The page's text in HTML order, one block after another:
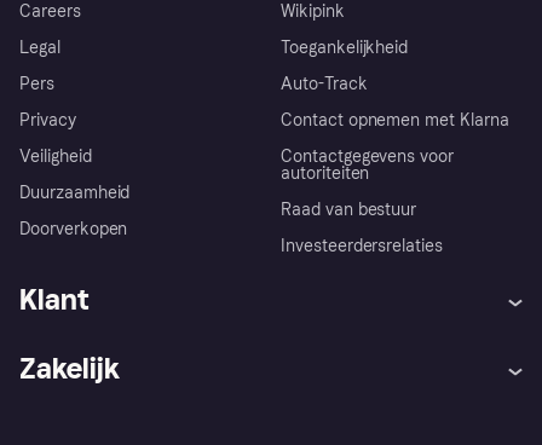
Careers
Legal
Pers
Privacy
Veiligheid
Duurzaamheid
Doorverkopen
Wikipink
Toegankelijkheid
Auto-Track
Contact opnemen met Klarna
Contactgegevens voor
autoriteiten
Raad van bestuur
Investeerdersrelaties
Klant
Zakelijk